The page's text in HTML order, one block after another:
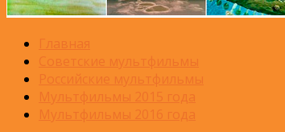
Главная
Советские мультфильмы
Российские мультфильмы
Мультфильмы 2015 года
Мультфильмы 2016 года